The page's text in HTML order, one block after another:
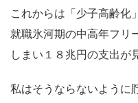
これからは「少子高齢化
就職氷河期の中高年フリ
しまい１８兆円の支出が
私はそうならないように